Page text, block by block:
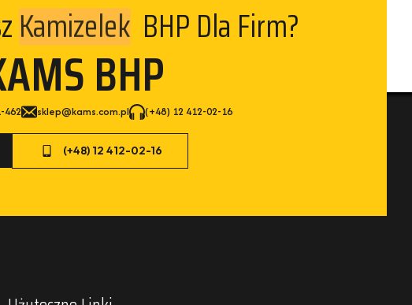
Kamizelek BHP Dla Firm?
BHP
462 sklep@kams.com.pl (+48) 12 412-02-16
(+48) 12 412-02-16